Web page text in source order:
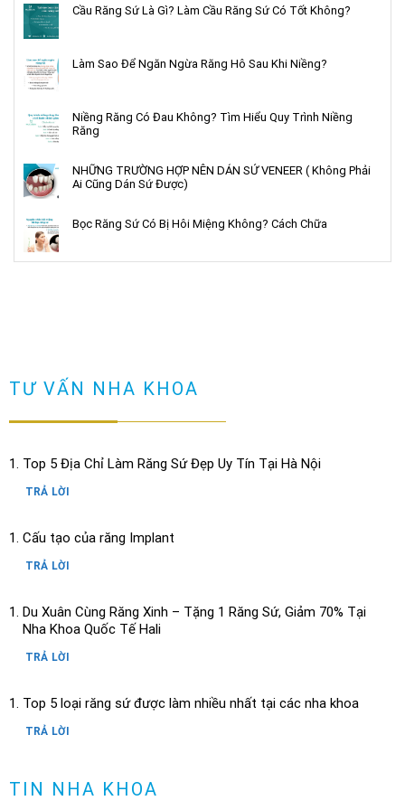
Cầu Răng Sứ Là Gì? Làm Cầu Răng Sứ Có Tốt Không?
Làm Sao Để Ngăn Ngừa Răng Hô Sau Khi Niềng?
Niềng Răng Có Đau Không? Tìm Hiểu Quy Trình Niềng
Răng
NHỮNG TRƯỜNG HỢP NÊN DÁN SỨ VENEER ( Không Phải
Ai Cũng Dán Sứ Được)
Bọc Răng Sứ Có Bị Hôi Miệng Không? Cách Chữa
TƯ VẤN NHA KHOA
Top 5 Địa Chỉ Làm Răng Sứ Đẹp Uy Tín Tại Hà Nội
TRẢ LỜI
Cấu tạo của răng Implant
TRẢ LỜI
Du Xuân Cùng Răng Xinh – Tặng 1 Răng Sứ, Giảm 70% Tại
Nha Khoa Quốc Tế Hali
TRẢ LỜI
Top 5 loại răng sứ được làm nhiều nhất tại các nha khoa
TRẢ LỜI
TIN NHA KHOA